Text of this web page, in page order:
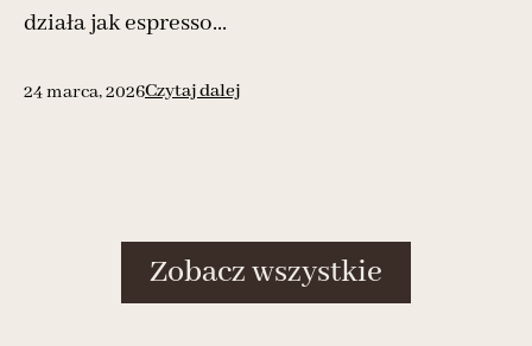
działa jak espresso...
24 marca, 2026Czytaj dalej
Zobacz wszystkie